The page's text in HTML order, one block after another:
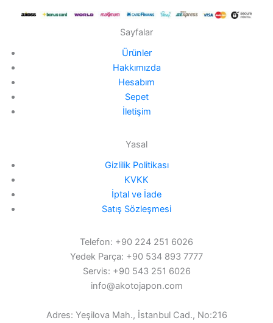
Sayfalar
Ürünler
Hakkımızda
Hesabım
Sepet
İletişim
Yasal
Gizlilik Politikası
KVKK
İptal ve İade
Satış Sözleşmesi
Telefon: +90 224 251 6026
Yedek Parça: +90 534 893 7777
Servis: +90 543 251 6026
info@akotojapon.com
Adres: Yeşilova Mah., İstanbul Cad., No:216